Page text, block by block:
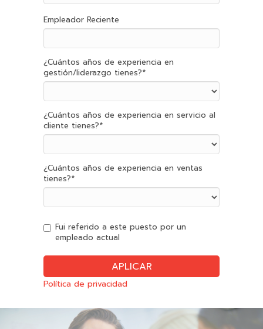
Empleador Reciente
¿Cuántos años de experiencia en
gestión/liderazgo tienes?*
¿Cuántos años de experiencia en servicio al
cliente tienes?*
¿Cuántos años de experiencia en ventas
tienes?*
Fui referido a este puesto por un
empleado actual
Política de privacidad